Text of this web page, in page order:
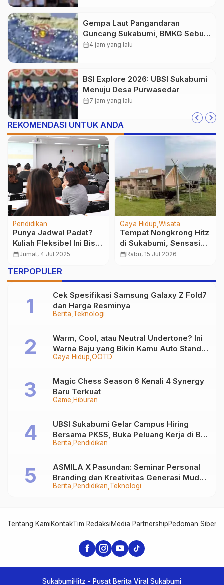
Gempa Laut Pangandaran
Guncang Sukabumi, BMKG Sebut
Dipicu Aktivitas Sesar Aktif
calendar_month4 jam yang lalu
BSI Explore 2026: UBSI Sukabumi
Menuju Desa Purwasedar
calendar_month7 jam yang lalu
REKOMENDASI UNTUK ANDA
Hitz
Berita
Gubernur Jabar
Hapuskan Wisuda
Sekolah, Fokus pada
Tanpa Membebani
Orang Tua
calendar_month Selasa, 29 Apr 2025
Pendidikan
Mengapa Anak
Harus Paham Etika
Digital, Bukan Cuma
calendar_month Kamis, 13 Nov 2025
TERPOPULER
Berita Teknologi
Cek Spesifikasi Samsung Galaxy Z Fold7
dan Harga Resminya
Gaya Hidup OOTD
Warm, Cool, atau Neutral Undertone? Ini
Warna Baju yang Bikin Kamu Auto Stand
Out
Game Hiburan
Magic Chess Season 6 Kenali 4 Synergy
Baru Terkuat
Berita Pendidikan
UBSI Sukabumi Gelar Campus Hiring
Bersama PKSS, Buka Peluang Kerja di BRI
Group
Berita Pendidikan Teknologi
ASMILA X Pasundan: Seminar Personal
Branding dan Kreativitas Generasi Muda
Bersama SDKF
Tentang KamiKontakTim RedaksiMedia PartnershipPedoman Siber
SukabumiHitz - Pusat Berita Viral Sukabumi